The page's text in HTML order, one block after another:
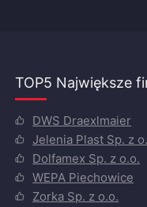
TOP5 Największe
DWS Draexlmaier
Jelenia Plast Sp. z
Dolfamex Sp. z o.o.
WEPA Piechowice
Zorka Sp. z o.o.